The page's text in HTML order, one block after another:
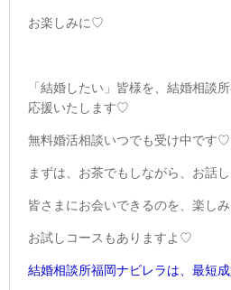
お楽しみに♡
「結婚したい」皆様を、結婚相
応援いたします♡
無料婚活相談いつでも受け中です♡
まずは、お茶でもしながら、お話
皆さまにお会いできるのを、楽し
お試しコースもありますよ♡
結婚相談所福岡ナビレラは、最短成